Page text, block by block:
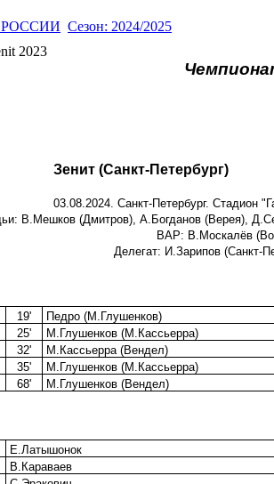
РОССИИ Сезон: 2024/2025
Зенит (Санкт-Петербург)
03.08.2024. Санкт-Петербург. Стадион
В.Мешков (Дмитров), А.Богданов (Верея),
ВАР: В.Москалёв
Делегат: И.Зарипов (Санкт-
19'
Педро (М.Глушенков)
25'
М.Глушенков (М.Кассьерра)
32'
М.Кассьерра (Вендел)
35'
М.Глушенков (М.Кассьерра)
68' М.Глушенков (Вендел)
Е.Латышонок
В.Караваев